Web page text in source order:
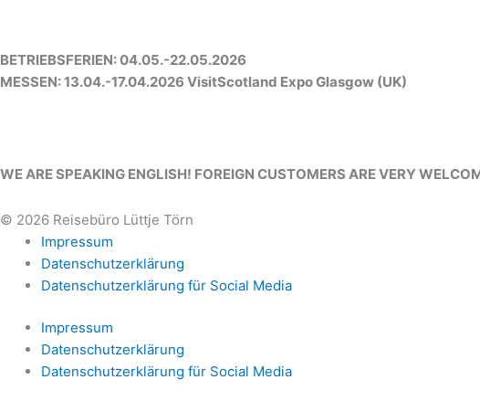
BETRIEBSFERIEN: 04.05.-22.05.2026
MESSEN: 13.04.-17.04.2026 VisitScotland Expo Glasgow (UK)
WE ARE SPEAKING ENGLISH! FOREIGN CUSTOMERS ARE VERY
© 2026 Reisebüro Lüttje Törn
Impressum
Datenschutzerklärung
Datenschutzerklärung für Social Media
Impressum
Datenschutzerklärung
Datenschutzerklärung für Social Media